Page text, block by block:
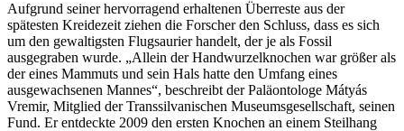
Aufgrund seiner hervorragend erhaltenen Überreste aus der
spätesten Kreidezeit ziehen die Forscher den Schluss, dass es sich
um den gewaltigsten Flugsaurier handelt, der je als Fossil
ausgegraben wurde. „Allein der Handwurzelknochen war größer als
der eines Mammuts und sein Hals hatte den Umfang eines
ausgewachsenen Mannes“, beschreibt der Paläontologe Mátyás
Vremir, Mitglied der Transsilvanischen Museumsgesellschaft, seinen
Fund. Er entdeckte 2009 den ersten Knochen an einem Steilhang